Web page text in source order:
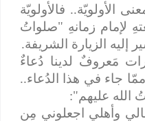
الأولويّة.. فالأولويّة
لإمام زمانهِ "صلواتُ
إليه الزيارة الشريفة.
مَعروفٌ لدينا دُعاءٌ
جاء في هذا الدُعاء..
عليهم":
وأهلي اجعلوني مِن